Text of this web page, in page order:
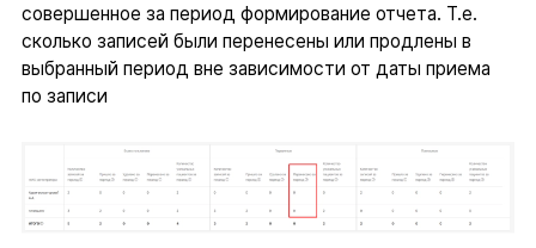
совершенное за период формирование отчета. Т.е.
сколько записей были перенесены или продлены в
выбранный период вне зависимости от даты приема
по записи